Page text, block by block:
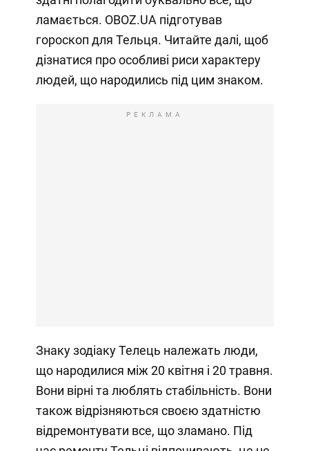
ламається. OBOZ.UA підготував
гороскоп для Тельця. Читайте далі, щоб
дізнатися про особливі риси характеру
людей, що народились під цим знаком.
РЕКЛАМА
Знаку зодіаку Телець належать люди,
що народилися між 20 квітня і 20 травня.
Вони вірні та люблять стабільність. Вони
також відрізняються своєю здатністю
відремонтувати все, що зламано. Під